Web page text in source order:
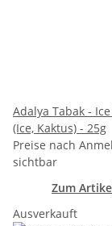
Adalya Tabak -
(Ice, Kaktus) - 25g
Preise nach
sichtbar
Zum
Ausverkauft